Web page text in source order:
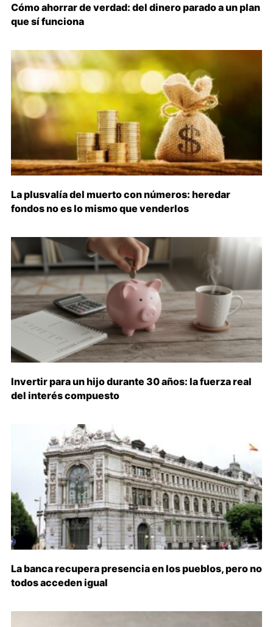
Cómo ahorrar de verdad: del dinero parado a un plan
que sí funciona
La plusvalía del muerto con números: heredar
fondos no es lo mismo que venderlos
Invertir para un hijo durante 30 años: la fuerza real
del interés compuesto
La banca recupera presencia en los pueblos, pero no
todos acceden igual